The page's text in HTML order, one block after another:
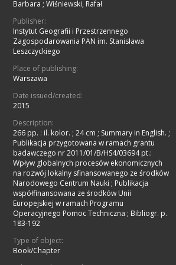
Barbara ; Wiśniewski, Rafał
Publisher:
Instytut Geografii i Przestrzennego
Zagospodarowania PAN im. Stanisława
Leszczyckiego
Place of publishing:
Warszawa
Date issued/created:
2015
Description:
266 pp. : il. kolor. ; 24 cm ; Summary in English. ;
Publikacja przygotowana w ramach grantu
badawczego nr 2011/01/B/HS4/03694 pt.:
Wpływ globalnych procesów ekonomicznych
na rozwój lokalny sfinansowanego ze środków
Narodowego Centrum Nauki ; Publikacja
współfinansowana ze środków Unii
Europejskiej w ramach Programu
Operacyjnego Pomoc Techniczna ; Bibliogr. p.
183-192
Type of object:
Book/Chapter